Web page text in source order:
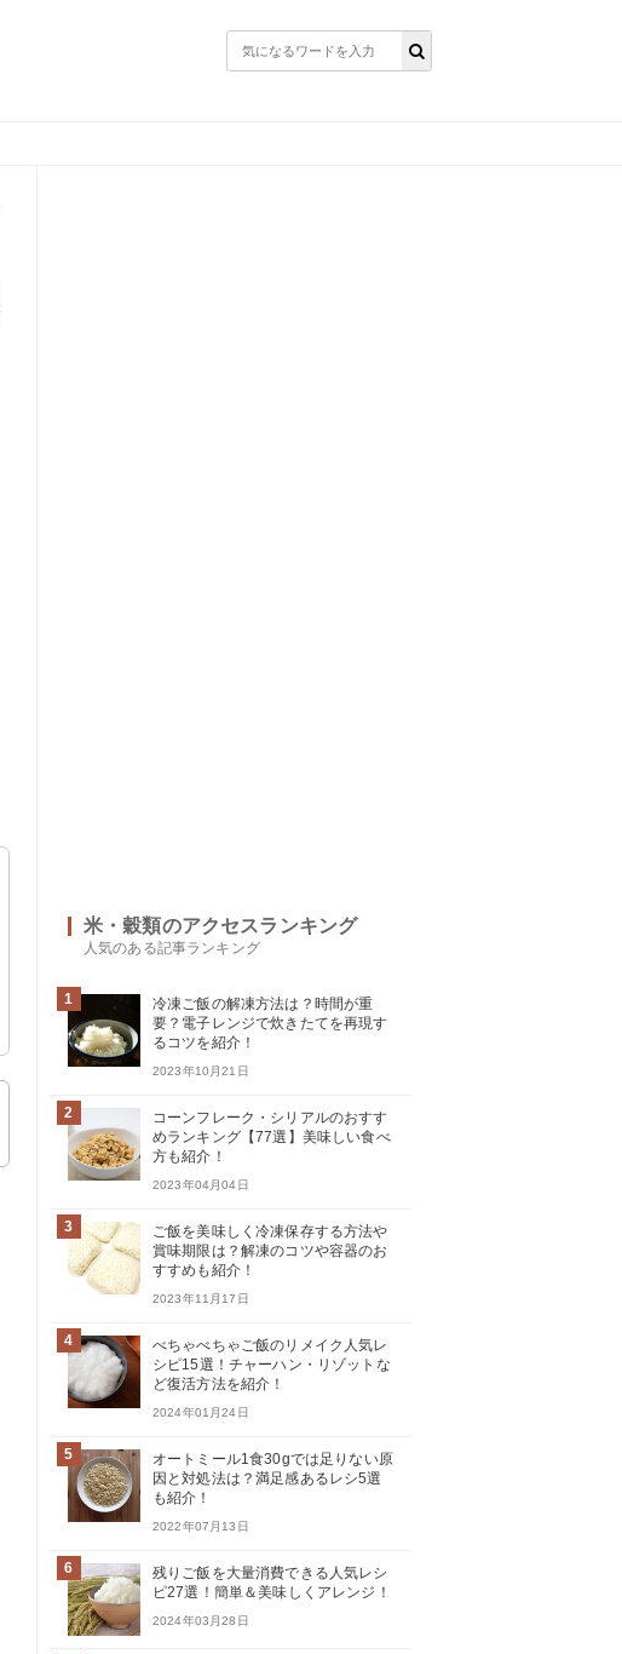
米・穀類のアクセスランキング
人気のある記事ランキング
1
冷凍ご飯の解凍方法は？時間が重
要？電子レンジで炊きたてを再現す
るコツを紹介！
2023年10月21日
2
コーンフレーク・シリアルのおすす
めランキング【77選】美味しい食べ
方も紹介！
2023年04月04日
3
ご飯を美味しく冷凍保存する方法や
賞味期限は？解凍のコツや容器のお
すすめも紹介！
2023年11月17日
4
べちゃべちゃご飯のリメイク人気レ
シピ15選！チャーハン・リゾットな
ど復活方法を紹介！
2024年01月24日
5
オートミール1食30gでは足りない原
因と対処法は？満足感あるレシ5選
も紹介！
2022年07月13日
6
残りご飯を大量消費できる人気レシ
ピ27選！簡単＆美味しくアレンジ！
2024年03月28日